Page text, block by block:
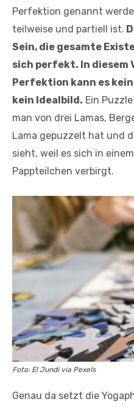
Perfektion genannt
teilweise und partiell ist.
Sein, die gesamte
sich perfekt. In diesem
Perfektion kann es
kein Idealbild. Ein
man von drei Lamas,
Lama gepuzzelt hat und
sieht, weil es sich in
Pappteilchen verbirgt.
Foto: El Jundi via Pexels
Genau da setzt die